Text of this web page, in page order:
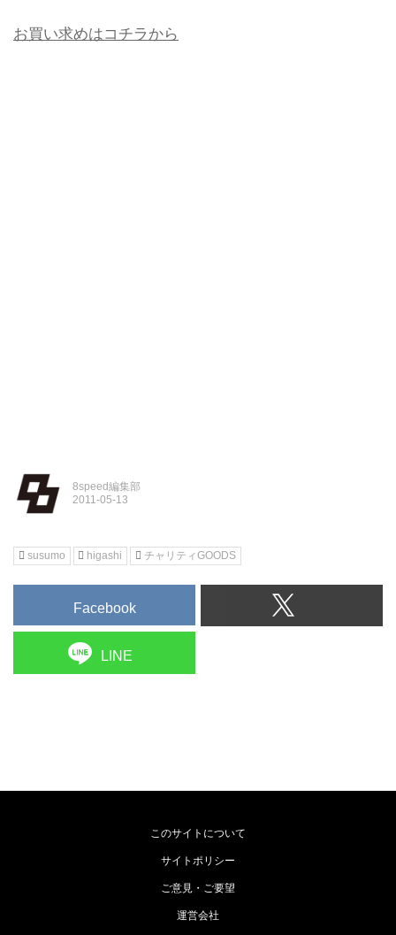
お買い求めはコチラから
8speed編集部
susumo higashi チャリティGOODS
Facebook
LINE
このサイトについて
サイトポリシー
ご意見・ご要望
運営会社